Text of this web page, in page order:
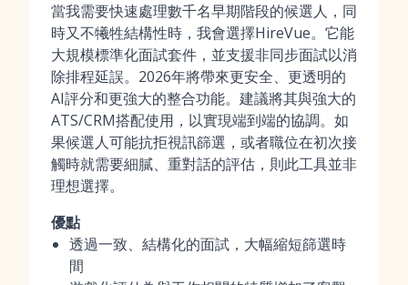
當我需要快速處理數千名早期階段的候選人，同
時又不犧牲結構性時，我會選擇HireVue。它能
大規模標準化面試套件，並支援非同步面試以消
除排程延誤。2026年將帶來更安全、更透明的
AI評分和更強大的整合功能。建議將其與強大的
ATS/CRM搭配使用，以實現端到端的協調。如
果候選人可能抗拒視訊篩選，或者職位在初次接
觸時就需要細膩、重對話的評估，則此工具並非
理想選擇。
優點
透過一致、結構化的面試，大幅縮短篩選時
間